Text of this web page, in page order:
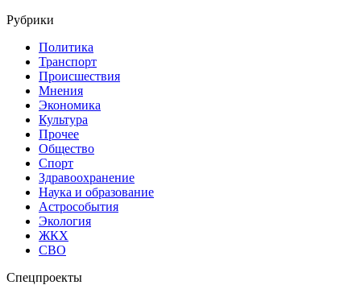
Рубрики
Политика
Транспорт
Происшествия
Мнения
Экономика
Культура
Прочее
Общество
Спорт
Здравоохранение
Наука и образование
Астрособытия
Экология
ЖКХ
СВО
Спецпроекты